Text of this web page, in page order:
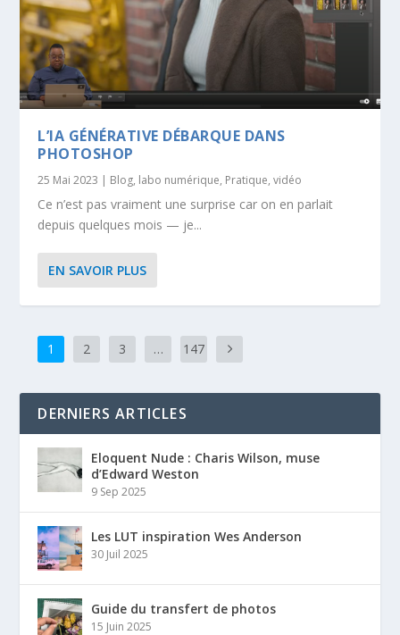
L’IA GÉNÉRATIVE DÉBARQUE DANS
PHOTOSHOP
25 Mai 2023 | Blog, labo numérique, Pratique,vidéo
Ce n’est pas vraiment une surprise car on en parlait
depuis quelques mois — je...
EN SAVOIR PLUS
1 2 3 … 147
DERNIERS ARTICLES
Eloquent Nude : Charis Wilson, muse
d’Edward Weston
9 Sep 2025
Les LUT inspiration Wes Anderson
30 Juil 2025
Guide du transfert de photos
15 Juin 2025